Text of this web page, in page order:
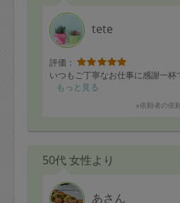
tete
評価：
いつもご丁寧なお仕事に感謝一杯
もっと見る
※依頼者の依
50代 女性より
あさん